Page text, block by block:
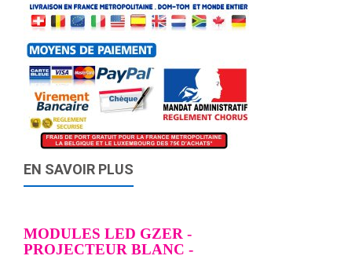
EN SAVOIR PLUS
MODULES LED GZER -
PROJECTEUR BLANC -